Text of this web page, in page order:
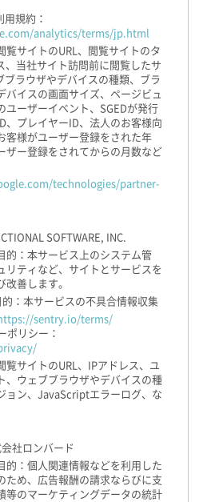
規約：
analytics/terms/jp.html
覧サイトのURL、閲覧サイトのタ
、当社サイト訪問前に閲覧したサ
ブラウザやデバイスの種類、ブラ
バイスの画面サイズ、ページビュ
ユーザーイベント、SGEDが発行
、プレイヤーID、法人のお客様向
客様がユーザー登録をされた年
ザー登録をされてからの月数など
technologies/partner-
SOFTWARE, INC.
的：本サービス上のシステム管
リティなど、サイトとサービスを
改善します。
的：本サービスの不具合情報収集
sentry.io/terms/
ポリシー：
覧サイトのURL、IPアドレス、ユ
、ウェブブラウザやデバイスの種
ョン、JavaScriptエラーログ、な
社ロンバード
的：個人関連情報などを利用した
ため、広告報酬の請求ならびに支
等のマーケティングデータの統計